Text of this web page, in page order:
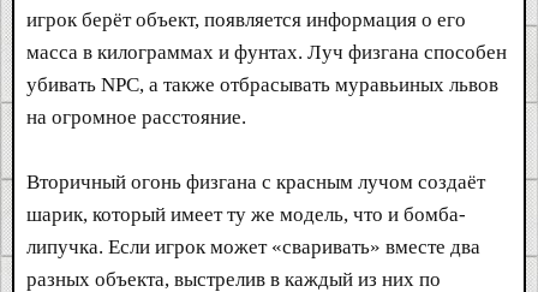
игрок берёт объект, появляется информация о его
масса в килограммах и фунтах. Луч физгана способен
убивать NPC, а также отбрасывать муравьиных львов
на огромное расстояние.
Вторичный огонь физгана с красным лучом создаёт
шарик, который имеет ту же модель, что и бомба-
липучка. Если игрок может «сваривать» вместе два
разных объекта, выстрелив в каждый из них по